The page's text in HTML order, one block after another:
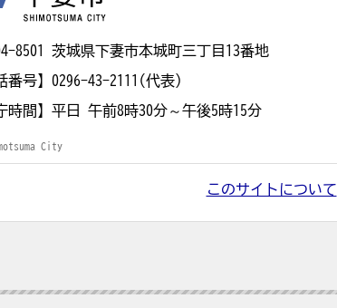
8501 茨城県下妻市本城町三丁目13番地
番号】 0296-43-2111(代表)
時間】 平日 午前8時30分～午後5時15分
City
このサイトについて